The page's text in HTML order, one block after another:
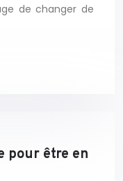
de changer de
pour être en